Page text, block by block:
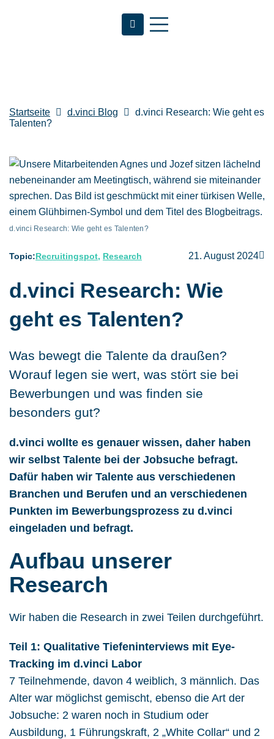
Kontakt
Startseite d.vinci Blog
d.vinci Research: Wie geht es
Talenten?
d.vinci Research: Wie geht es Talenten?
Topic:Recruitingspot, Research 21. August 2024
d.vinci Research: Wie
geht es Talenten?
Was bewegt die Talente da draußen?
Worauf legen sie wert, was stört sie bei
Bewerbungen und was finden sie
besonders gut?
d.vinci wollte es genauer wissen, daher haben
wir selbst Talente bei der Jobsuche befragt.
Dafür haben wir Talente aus verschiedenen
Branchen und Berufen und an verschiedenen
Punkten im Bewerbungsprozess zu d.vinci
eingeladen und befragt.
Aufbau unserer
Research
Wir haben die Research in zwei Teilen durchgeführt.
Teil 1: Qualitative Tiefeninterviews mit Eye-
Tracking im d.vinci Labor
7 Teilnehmende, davon 4 weiblich, 3 männlich. Das
Alter war möglichst gemischt, ebenso die Art der
Jobsuche: 2 waren noch in Studium oder
Ausbildung, 1 Führungskraft, 2 „White Collar“ und 2